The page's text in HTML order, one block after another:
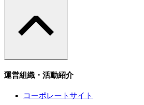
運営組織・活動紹介
コーポレートサイト